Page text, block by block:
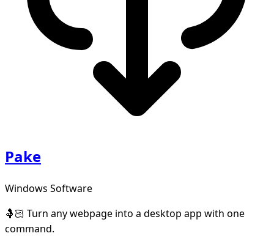
Pake
Windows Software
🤱🏻 Turn any webpage into a desktop app with one
command.